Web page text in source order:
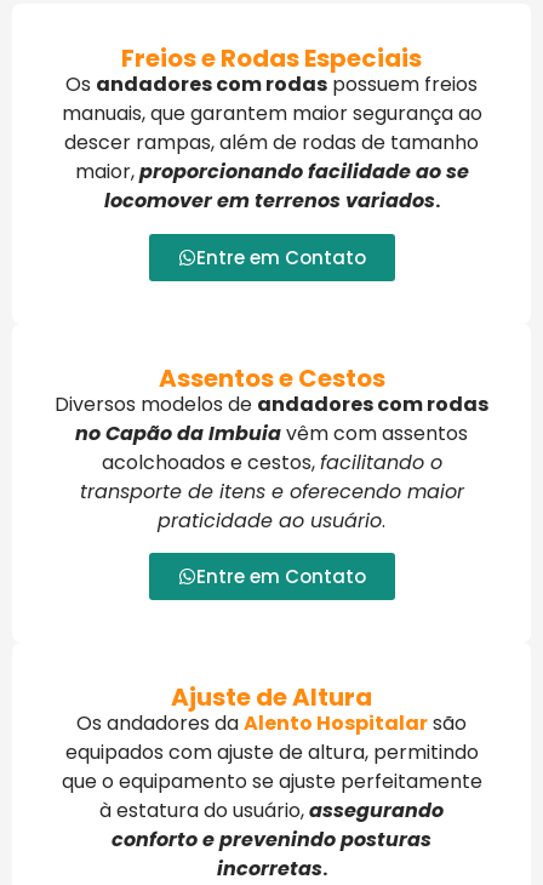
Freios e Rodas Especiais
Os andadores com rodas possuem freios
manuais, que garantem maior segurança ao
descer rampas, além de rodas de tamanho
maior,proporcionando facilidade ao se
locomover em terrenos variados.
Entre em Contato
Assentos e Cestos
Diversos modelos de andadores com rodas
no Capão da Imbuiavêm com assentos
acolchoados e cestos,facilitando o
transporte de itens e oferecendo maior
praticidade ao usuário.
Entre em Contato
Ajuste de Altura
Os andadores daAlento Hospitalarsão
equipados com ajuste de altura, permitindo
que o equipamento se ajuste perfeitamente
à estatura do usuário,assegurando
conforto e prevenindo posturas
incorretas.